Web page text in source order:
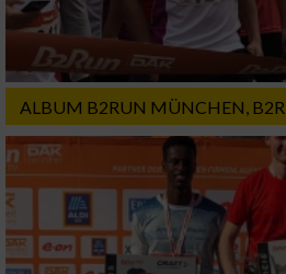
ALBUM B2RUN MÜNCHEN,
Speichern von oder Zugriff auf
auf einem Endgerät
Verwendung reduzierter Daten
von Werbeanzeigen
Erstellung von Profilen für
Verwendung von Profilen zur
personalisierter Werbung